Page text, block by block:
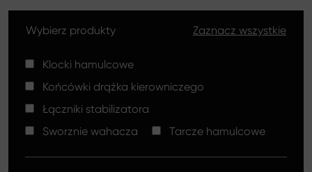
Klocki hamulcowe
Tarcze hamulcowe High Carbon
Końcówki drążków kierowniczych
Klocki hamulcowe Silver Ceramic
Aktualności
Gdzie kupić
Kontakt
Wybierz produkty Zaznacz wszystkie
Klocki hamulcowe
Końcówki drążka kierowniczego
Łączniki stabilizatora
Sworznie wahacza
Tarcze hamulcowe